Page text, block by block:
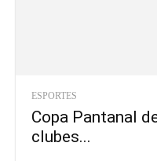
ESPORTES
Copa Pantanal
clubes...